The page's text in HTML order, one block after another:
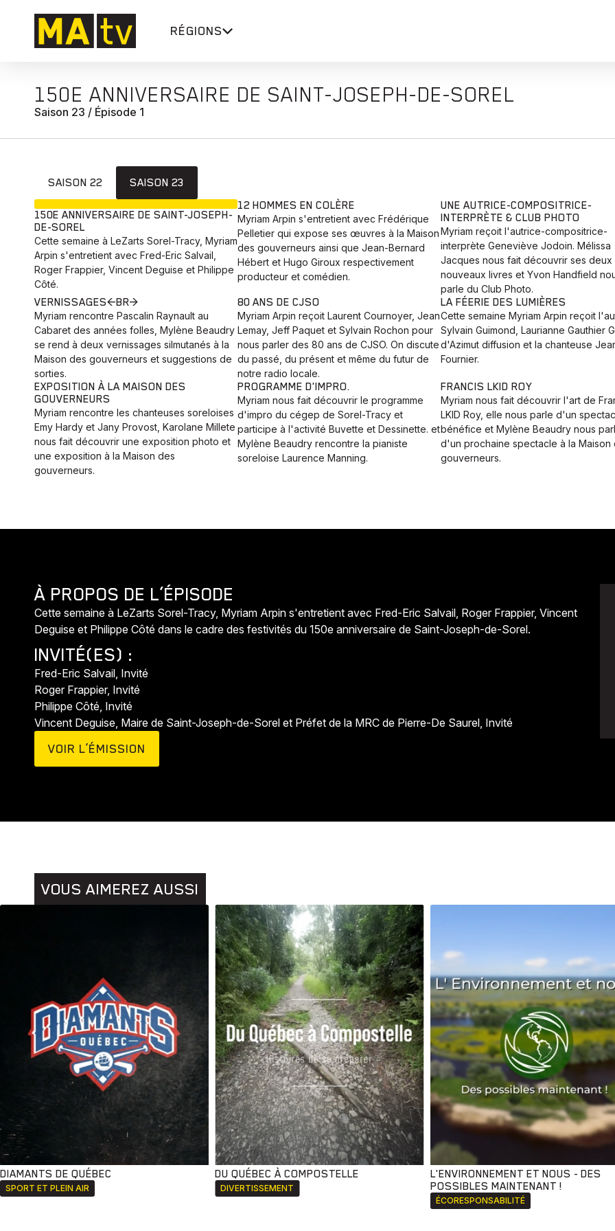
RÉGIONS
150E ANNIVERSAIRE DE SAINT-JOSEPH-DE-SOREL
Saison 23 / Épisode 1
SAISON 22
SAISON 23
150E ANNIVERSAIRE DE SAINT-JOSEPH-
DE-SOREL
Cette semaine à LeZarts Sorel-Tracy, Myriam
Arpin s'entretient avec Fred-Eric Salvail,
Roger Frappier, Vincent Deguise et Philippe
Côté.
12 HOMMES EN COLÈRE
Myriam Arpin s'entretient avec Frédérique
Pelletier qui expose ses œuvres à la Maison
des gouverneurs ainsi que Jean-Bernard
Hébert et Hugo Giroux respectivement
producteur et comédien.
UNE AUTRICE-COMPOSITRICE-
INTERPRÈTE & CLUB PHOTO
Myriam reçoit l'autrice-compositrice-
interprète Geneviève Jodoin. Mélissa
Jacques nous fait découvrir ses deux
nouveaux livres et Yvon Handfield
parle du Club Photo.
VERNISSAGES<BR>
Myriam rencontre Pascalin Raynault au
Cabaret des années folles, Mylène Beaudry
se rend à deux vernissages silmutanés à la
Maison des gouverneurs et suggestions de
sorties.
80 ANS DE CJSO
Myriam Arpin reçoit Laurent Cournoyer, Jean
Lemay, Jeff Paquet et Sylvain Rochon pour
nous parler des 80 ans de CJSO. On discute
du passé, du présent et même du futur de
notre radio locale.
LA FÉERIE DES LUMIÈRES
Cette semaine Myriam Arpin reçoit
Sylvain Guimond, Laurianne Gauthier
d'Azimut diffusion et la chanteuse
Fournier.
EXPOSITION À LA MAISON DES
GOUVERNEURS
Myriam rencontre les chanteuses soreloises
Emy Hardy et Jany Provost, Karolane Millete
nous fait découvrir une exposition photo et
une exposition à la Maison des
gouverneurs.
PROGRAMME D'IMPRO.
Myriam nous fait découvrir le programme
d'impro du cégep de Sorel-Tracy et
participe à l'activité Buvette et Dessinette. et
Mylène Beaudry rencontre la pianiste
soreloise Laurence Manning.
FRANCIS LKID ROY
Myriam nous fait découvrir l'art de
LKID Roy, elle nous parle d'un
bénéfice et Mylène Beaudry nous
d'un prochaine spectacle à la Maison
gouverneurs.
À PROPOS DE L’ÉPISODE
Cette semaine à LeZarts Sorel-Tracy, Myriam Arpin s'entretient avec Fred-Eric Salvail, Roger Frappier, Vincent
Deguise et Philippe Côté dans le cadre des festivités du 150e anniversaire de Saint-Joseph-de-Sorel.
INVITÉ(ES) :
Fred-Eric Salvail, Invité
Roger Frappier, Invité
Philippe Côté, Invité
Vincent Deguise, Maire de Saint-Joseph-de-Sorel et Préfet de la MRC de Pierre-De Saurel, Invité
VOIR L’ÉMISSION
VOUS AIMEREZ AUSSI
DIAMANTS DE QUÉBEC
SPORT ET PLEIN AIR
DU QUÉBEC À COMPOSTELLE
DIVERTISSEMENT
L'ENVIRONNEMENT ET NOUS - DES
POSSIBLES MAINTENANT !
ÉCORESPONSABILITÉ